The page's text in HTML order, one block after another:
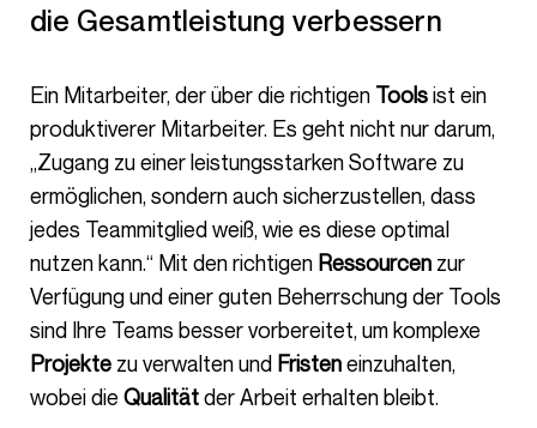
die Gesamtleistung verbessern
Ein Mitarbeiter, der über die richtigen Toolsist ein
produktiverer Mitarbeiter. Es geht nicht nur darum,
„Zugang zu einer leistungsstarken Software zu
ermöglichen, sondern auch sicherzustellen, dass
jedes Teammitglied weiß, wie es diese optimal
nutzen kann.“ Mit den richtigen Ressourcen zur
Verfügung und einer guten Beherrschung der Tools
sind Ihre Teams besser vorbereitet, um komplexe
Projekte zu verwalten und Fristeneinzuhalten,
wobei die Qualitätder Arbeit erhalten bleibt.